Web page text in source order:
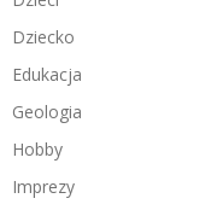
Dziecko
Edukacja
Geologia
Hobby
Imprezy